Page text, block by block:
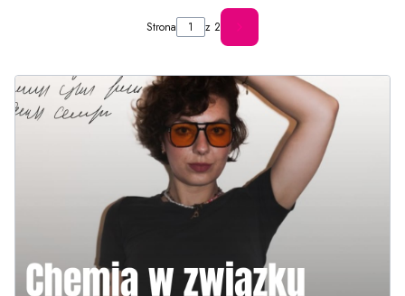
Strona z 2 Następne wpisy